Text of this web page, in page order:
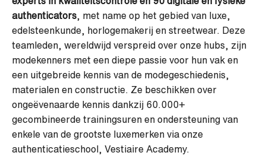
authenticators , met name op het gebied van luxe,
edelsteenkunde, horlogemakerij en streetwear. Deze
teamleden, wereldwijd verspreid over onze hubs, zijn
modekenners met een diepe passie voor hun vak en
een uitgebreide kennis van de modegeschiedenis,
materialen en constructie. Ze beschikken over
ongeëvenaarde kennis dankzij 60.000+
gecombineerde trainingsuren en ondersteuning van
enkele van de grootste luxemerken via onze
authenticatieschool, Vestiaire Academy.